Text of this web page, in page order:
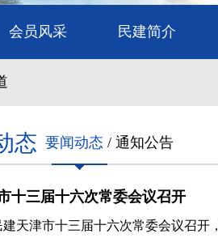
会员风采 民建简介
态 要闻动态 / 通知公告
十三届十六次常委会议召开
建天津市十三届十六次常委会议召开